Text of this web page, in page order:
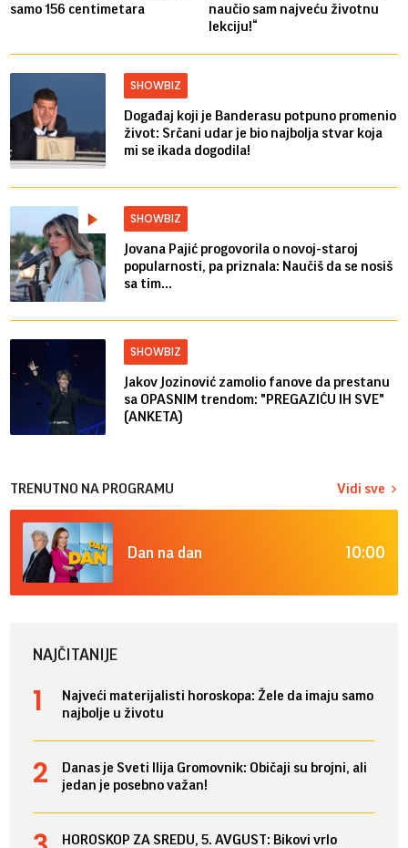
samo 156 centimetara
naučio sam najveću životnu
lekciju!“
SHOWBIZ
Događaj koji je Banderasu potpuno promenio
život: Srčani udar je bio najbolja stvar koja
mi se ikada dogodila!
SHOWBIZ
Jovana Pajić progovorila o novoj-staroj
popularnosti, pa priznala: Naučiš da se nosiš
sa tim...
SHOWBIZ
Jakov Jozinović zamolio fanove da prestanu
sa OPASNIM trendom: "PREGAZIĆU IH SVE"
(ANKETA)
TRENUTNO NA PROGRAMU Vidi sve
Dan na dan 10:00
NAJČITANIJE
Najveći materijalisti horoskopa: Žele da imaju samo
najbolje u životu
Danas je Sveti Ilija Gromovnik: Običaji su brojni, ali
jedan je posebno važan!
HOROSKOP ZA SREDU, 5. AVGUST: Bikovi vrlo